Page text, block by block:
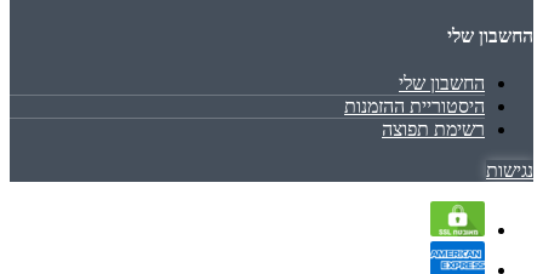
החשבון שלי
החשבון שלי
היסטוריית ההזמנות
רשימת תפוצה
נגישות